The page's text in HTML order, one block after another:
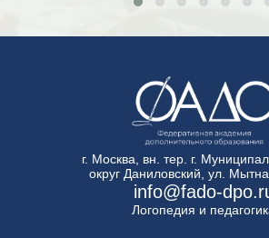
г. Москва, вн. тер. г.
округ Даниловский, ул.
info@fado-
Логопедия и